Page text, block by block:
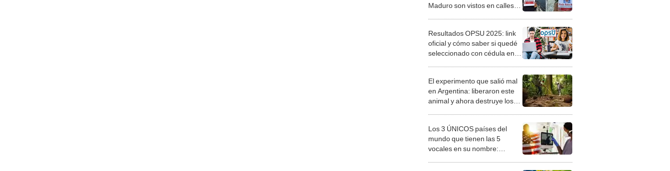
Maduro son vistos en calles
Resultados OPSU 2025: link
oficial y cómo saber si quedé
seleccionado con cédula en el
El experimento que salió mal
en Argentina: liberaron este
animal y ahora destruye los
Los 3 ÚNICOS países del
mundo que tienen las 5
vocales en su nombre: